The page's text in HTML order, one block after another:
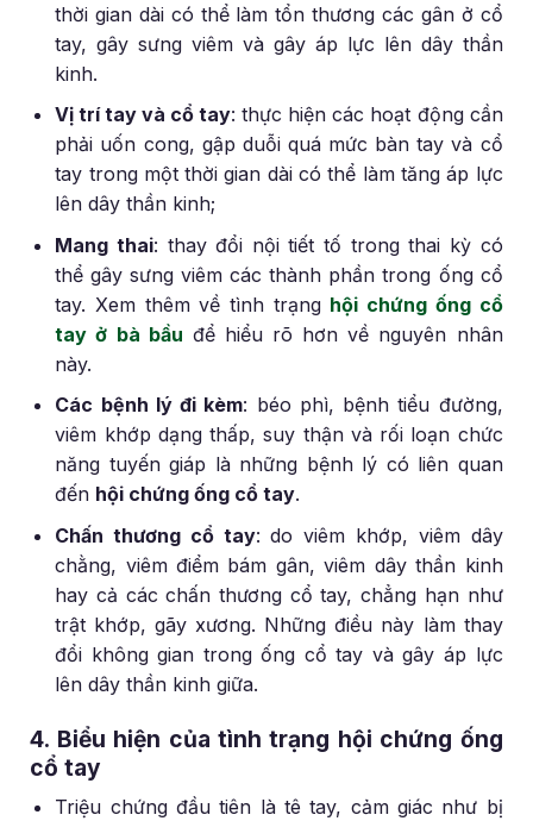
thời gian dài có thể làm tổn thương các gân ở cổ
tay, gây sưng viêm và gây áp lực lên dây thần
kinh.
Vị trí tay và cổ tay: thực hiện các hoạt động cần
phải uốn cong, gập duỗi quá mức bàn tay và cổ
tay trong một thời gian dài có thể làm tăng áp lực
lên dây thần kinh;
Mang thai: thay đổi nội tiết tố trong thai kỳ có
thể gây sưng viêm các thành phần trong ống cổ
tay. Xem thêm về tình trạng hội chứng ống cổ
tay ở bà bầu để hiểu rõ hơn về nguyên nhân
này.
Các bệnh lý đi kèm: béo phì, bệnh tiểu đường,
viêm khớp dạng thấp, suy thận và rối loạn chức
năng tuyến giáp là những bệnh lý có liên quan
đến hội chứng ống cổ tay.
Chấn thương cổ tay: do viêm khớp, viêm dây
chằng, viêm điểm bám gân, viêm dây thần kinh
hay cả các chấn thương cổ tay, chẳng hạn như
trật khớp, gãy xương. Những điều này làm thay
đổi không gian trong ống cổ tay và gây áp lực
lên dây thần kinh giữa.
4. Biểu hiện của tình trạng hội chứng ống
cổ tay
Triệu chứng đầu tiên là tê tay, cảm giác như bị